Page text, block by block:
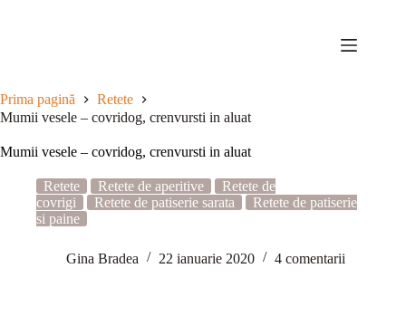
Prima pagină
Retete
Mumii vesele – covridog, crenvursti in aluat
Mumii vesele – covridog, crenvursti in aluat
Retete Retete de aperitive
Retete de
covrigi
Retete de patiserie sarata
Retete de patiserie
si paine
Gina Bradea 22 ianuarie 2020 4 comentarii